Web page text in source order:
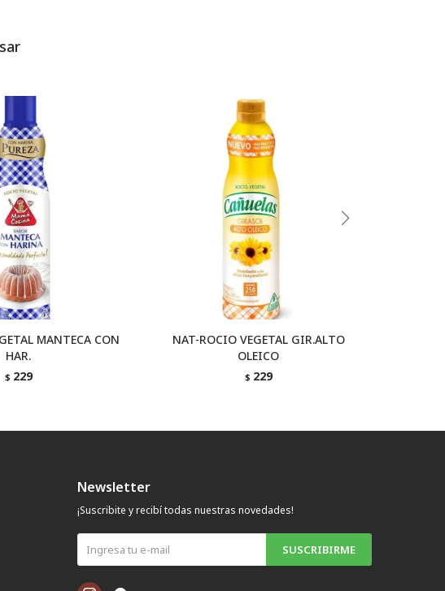
MANTECA CON
HAR.
$ 229
NAT-ROCIO VEGETAL GIR.ALTO
OLEICO
$ 229
Newsletter
¡Suscribite y recibí todas nuestras novedades!
SUSCRIBIRME